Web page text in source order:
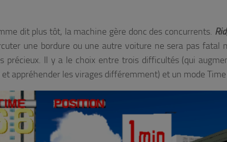
dit plus tôt, la machine gère donc des concurrents.
une bordure ou une autre voiture ne sera pas fatal
Il y a le choix entre trois difficultés (qui
appréhender les virages différemment) et un mode